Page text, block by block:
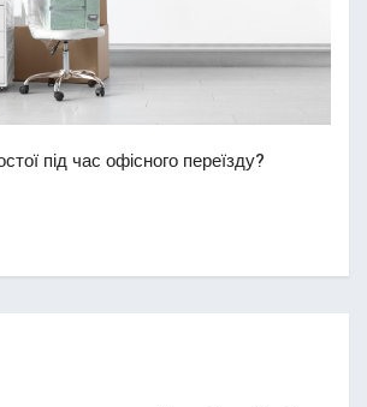
під час офісного переїзду?